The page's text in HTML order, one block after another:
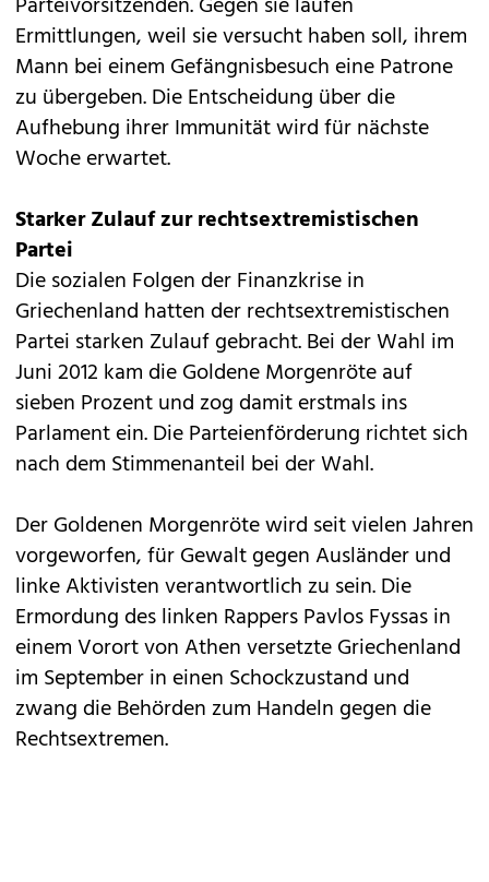
Ermittlungen, weil sie versucht haben soll, ihrem
Mann bei einem Gefängnisbesuch eine Patrone
zu übergeben. Die Entscheidung über die
Aufhebung ihrer Immunität wird für nächste
Woche erwartet.
Starker Zulauf zur rechtsextremistischen
Partei
Die sozialen Folgen der Finanzkrise in
Griechenland hatten der rechtsextremistischen
Partei starken Zulauf gebracht. Bei der Wahl im
Juni 2012 kam die Goldene Morgenröte auf
sieben Prozent und zog damit erstmals ins
Parlament ein. Die Parteienförderung richtet sich
nach dem Stimmenanteil bei der Wahl.
Der Goldenen Morgenröte wird seit vielen Jahren
vorgeworfen, für Gewalt gegen Ausländer und
linke Aktivisten verantwortlich zu sein. Die
Ermordung des linken Rappers Pavlos Fyssas in
einem Vorort von Athen versetzte Griechenland
im September in einen Schockzustand und
zwang die Behörden zum Handeln gegen die
Rechtsextremen.